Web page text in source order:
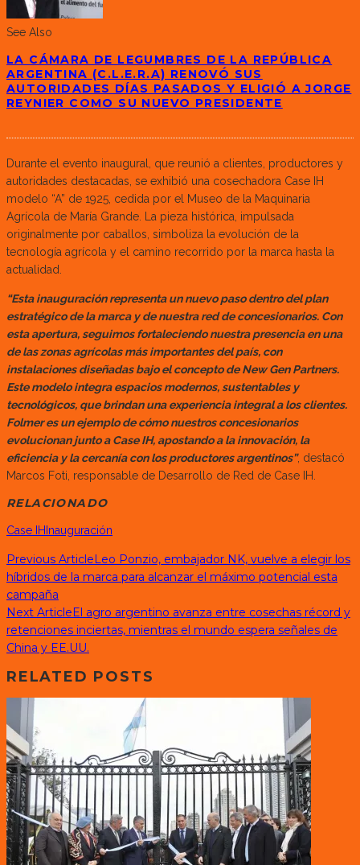
See Also
LA CÁMARA DE LEGUMBRES DE LA REPÚBLICA
ARGENTINA (C.L.E.R.A) RENOVÓ SUS
AUTORIDADES DÍAS PASADOS Y ELIGIÓ A JORGE
REYNIER COMO SU NUEVO PRESIDENTE
Durante el evento inaugural, que reunió a clientes, productores y
autoridades destacadas, se exhibió una cosechadora Case IH
modelo “A” de 1925, cedida por el Museo de la Maquinaria
Agrícola de María Grande. La pieza histórica, impulsada
originalmente por caballos, simboliza la evolución de la
tecnología agrícola y el camino recorrido por la marca hasta la
actualidad.
“Esta inauguración representa un nuevo paso dentro del plan
estratégico de la marca y de nuestra red de concesionarios. Con
esta apertura, seguimos fortaleciendo nuestra presencia en una
de las zonas agrícolas más importantes del país, con
instalaciones diseñadas bajo el concepto de New Gen Partners.
Este modelo integra espacios modernos, sustentables y
tecnológicos, que brindan una experiencia integral a los clientes.
Folmer es un ejemplo de cómo nuestros concesionarios
evolucionan junto a Case IH, apostando a la innovación, la
eficiencia y la cercanía con los productores argentinos”, destacó
Marcos Foti, responsable de Desarrollo de Red de Case IH.
RELACIONADO
Case IH Inauguración
Previous Article Leo Ponzio, embajador NK, vuelve a elegir los
híbridos de la marca para alcanzar el máximo potencial esta
campaña
Next Article El agro argentino avanza entre cosechas récord y
retenciones inciertas, mientras el mundo espera señales de
China y EE.UU.
RELATED POSTS